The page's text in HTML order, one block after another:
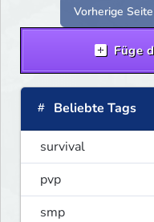
Vorherige Seite
Füge
Beliebte Tags
survival
pvp
smp